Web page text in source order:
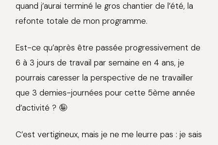
quand j’aurai terminé le gros chantier de l’été, la
refonte totale de mon programme.
Est-ce qu’après être passée progressivement de
6 à 3 jours de travail par semaine en 4 ans, je
pourrais caresser la perspective de ne travailler
que 3 demies-journées pour cette 5ème année
d’activité ? 🤪
C’est vertigineux, mais je ne me leurre pas : je sais